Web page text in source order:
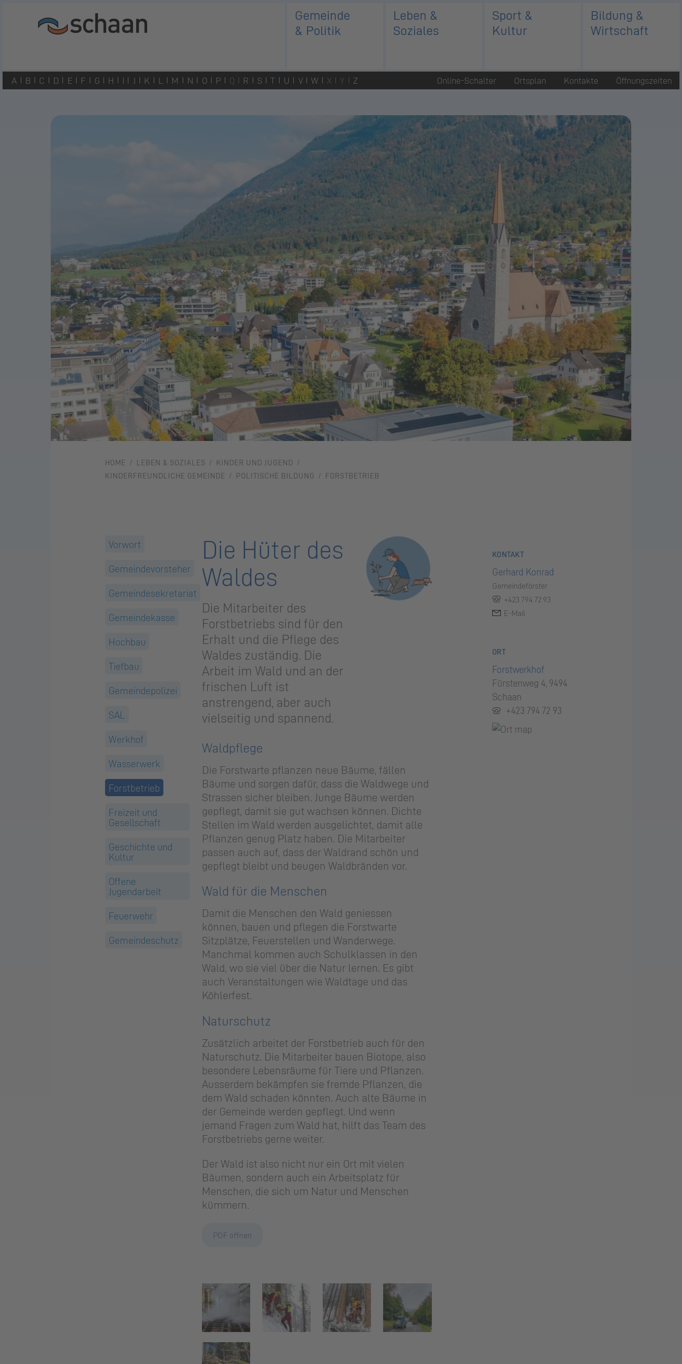
Gemeinde
& Politik
Leben &
Soziales
Sport &
Kultur
Bildung &
Wirtschaft
A B C D E F G H I J K L M N O P Q R S T U V W X Y Z Online-Schalter Ortsplan Kontakte Öffnungszeiten
HOME LEBEN & SOZIALES
KINDER UND JUGEND
KINDERFREUNDLICHE GEMEINDE
POLITISCHE BILDUNG FORSTBETRIEB
Vorwort
Gemeindevorsteher
Gemeindesekretariat
Gemeindekasse
Hochbau
Tiefbau
Gemeindepolizei
SAL
Werkhof
Wasserwerk
Forstbetrieb
Freizeit und
Gesellschaft
Geschichte und
Kultur
Offene
Jugendarbeit
Feuerwehr
Gemeindeschutz
Die Hüter des
Waldes
Die Mitarbeiter des
Forstbetriebs sind für den
Erhalt und die Pflege des
Waldes zuständig. Die
Arbeit im Wald und an der
frischen Luft ist
anstrengend, aber auch
vielseitig und spannend.
Waldpflege
Die Forstwarte pflanzen neue Bäume, fällen
Bäume und sorgen dafür, dass die Waldwege und
Strassen sicher bleiben. Junge Bäume werden
gepflegt, damit sie gut wachsen können. Dichte
Stellen im Wald werden ausgelichtet, damit alle
Pflanzen genug Platz haben. Die Mitarbeiter
passen auch auf, dass der Waldrand schön und
gepflegt bleibt und beugen Waldbränden vor.
Wald für die Menschen
Damit die Menschen den Wald geniessen
können, bauen und pflegen die Forstwarte
Sitzplätze, Feuerstellen und Wanderwege.
Manchmal kommen auch Schulklassen in den
Wald, wo sie viel über die Natur lernen. Es gibt
auch Veranstaltungen wie Waldtage und das
Köhlerfest.
Naturschutz
Zusätzlich arbeitet der Forstbetrieb auch für den
Naturschutz. Die Mitarbeiter bauen Biotope, also
besondere Lebensräume für Tiere und Pflanzen.
Ausserdem bekämpfen sie fremde Pflanzen, die
dem Wald schaden könnten. Auch alte Bäume in
der Gemeinde werden gepflegt. Und wenn
jemand Fragen zum Wald hat, hilft das Team des
Forstbetriebs gerne weiter.
Der Wald ist also nicht nur ein Ort mit vielen
Bäumen, sondern auch ein Arbeitsplatz für
Menschen, die sich um Natur und Menschen
kümmern.
PDF öffnen
KONTAKT
Gerhard Konrad
Gemeindeförster
+423 794 72 93
E-Mail
ORT
Forstwerkhof
Fürstenweg 4, 9494
Schaan
+423 794 72 93